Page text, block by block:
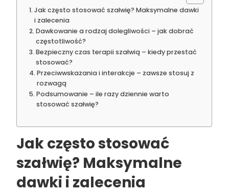
Jak często stosować szałwię? Maksymalne dawki
i zalecenia
Dawkowanie a rodzaj dolegliwości – jak dobrać
częstotliwość?
Bezpieczny czas terapii szałwią – kiedy przestać
stosować?
Przeciwwskazania i interakcje – zawsze stosuj z
rozwagą
Podsumowanie – ile razy dziennie warto
stosować szałwię?
Jak często stosować
szałwię? Maksymalne
dawki i zalecenia